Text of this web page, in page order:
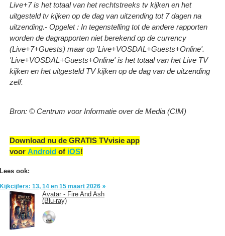
Live+7 is het totaal van het rechtstreeks tv kijken en het
uitgesteld tv kijken op de dag van uitzending tot 7 dagen na
uitzending.- Opgelet : In tegenstelling tot de andere rapporten
worden de dagrapporten niet berekend op de currency
(Live+7+Guests) maar op 'Live+VOSDAL+Guests+Online'.
'Live+VOSDAL+Guests+Online' is het totaal van het Live TV
kijken en het uitgesteld TV kijken op de dag van de uitzending
zelf.
Bron: © Centrum voor Informatie over de Media (CIM)
Download nu de GRATIS TVvisie app
voor Android of iOS!
Lees ook:
Kijkcijfers: 13, 14 en 15 maart 2026
Avatar - Fire And Ash
(Blu-ray)